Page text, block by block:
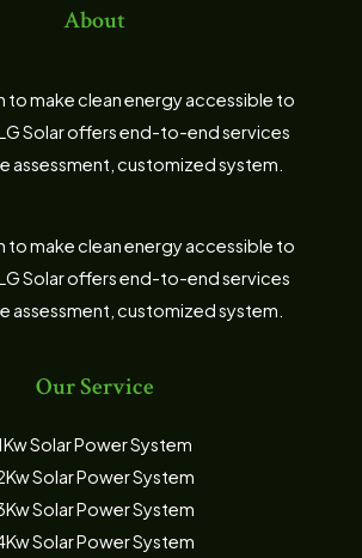
About
to make clean energy accessible to
Solar offers end-to-end services
assessment, customized system.
to make clean energy accessible to
Solar offers end-to-end services
assessment, customized system.
Our Service
Solar Power System
Solar Power System
Solar Power System
Solar Power System